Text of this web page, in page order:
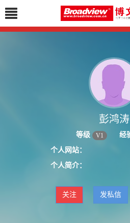
彭鸿涛
等级 V1 经
个人网站：
个人简介：
关注 发私信